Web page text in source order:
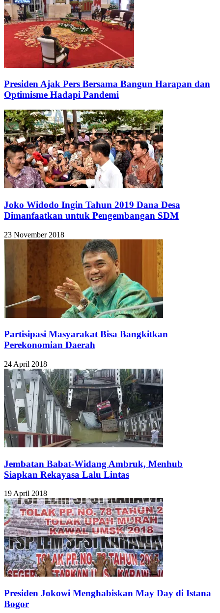
Presiden Ajak Pers Bersama Bangun Harapan dan
Optimisme Hadapi Pandemi
Joko Widodo Ingin Tahun 2019 Dana Desa
Dimanfaatkan untuk Pengembangan SDM
23 November 2018
Partisipasi Masyarakat Bisa Bangkitkan
Perekonomian Daerah
24 April 2018
Jembatan Babat-Widang Ambruk, Menhub
Siapkan Rekayasa Lalu Lintas
19 April 2018
Presiden Jokowi Menghabiskan May Day di Istana
Bogor